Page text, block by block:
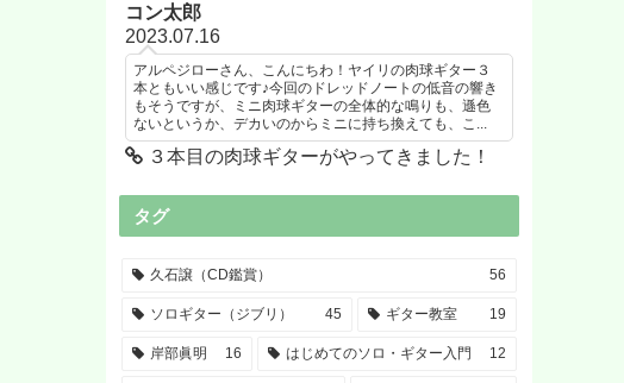
コン太郎
2023.07.16
アルペジローさん、こんにちわ！ヤイリの肉球ギター３
本ともいい感じです♪今回のドレッドノートの低音の響き
もそうですが、ミニ肉球ギターの全体的な鳴りも、遜色
ないというか、デカいのからミニに持ち換えても、こ...
３本目の肉球ギターがやってきました！
タグ
久石譲（CD鑑賞） 56
ソロギター（ジブリ） 45 ギター教室 19
岸部眞明 16 はじめてのソロ・ギター入門 12